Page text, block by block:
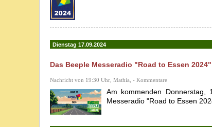
Dienstag 17.09.2024
Das Beeple Messeradio "Road to Essen
Nachricht von 19:30 Uhr, Mathia, - Kommentare
Am kommenden
Messeradio "Road to Essen